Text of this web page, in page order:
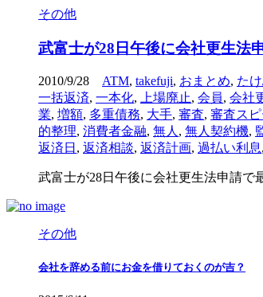
その他
武富士が28日午後に会社更生法
2010/9/28 ATM, takefuji, おまとめ, た
一括返済, 一本化, 上場廃止, 会員, 会社
業, 増額, 多重債務, 大手, 審査, 審査スピ
的整理, 消費者金融, 無人 , 無人契約機,
返済日 , 返済相談, 返済計画, 過払い利息,
武富士が28日午後に会社更生法申請で
その他
会社を辞める前にお金を借りておくのが吉？